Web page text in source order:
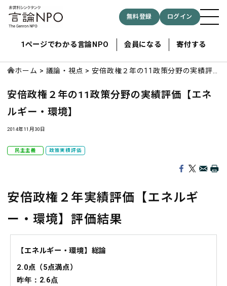
無料登録 ログイン
1ページでわかる言論NPO 会員になる 寄付する
ホーム 議論・視点
安倍政権２年の11政策分野の実績評
安倍政権２年の11政策分野の実績評価【エネ
ルギー・環境】
2014年11月30日
民主主義 政策実績評価
安倍政権２年実績評価【エネルギ
ー・環境】評価結果
【エネルギー・環境】総論
2.0点（5点満点）
昨年：2.6点